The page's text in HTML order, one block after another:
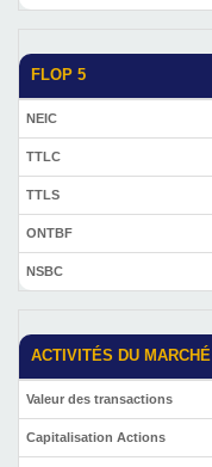
FLOP 5
NEIC
TTLC
TTLS
ONTBF
NSBC
ACTIVITÉS DU MARCHÉ
Valeur des transactions
Capitalisation Actions